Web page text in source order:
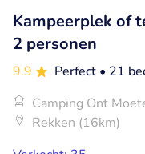
Kampeerplek of
2 personen
9.9 Perfect • 21
Camping Ont
Rekken (16km)